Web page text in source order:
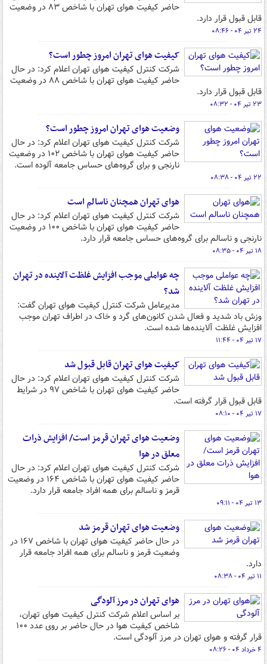
حاضر کیفیت هوای تهران با شاخص ۸۳ در وضعیت
قابل قبول قرار دارد.
۲۴ تیر ۰۴ - ۰۸:۴۶
کیفیت هوای تهران امروز چطور است؟
شرکت کنترل کیفیت هوای تهران اعلام کرد: در حال
حاضر کیفیت هوای تهران با شاخص ۸۸ در وضعیت
قابل قبول قرار دارد.
۲۳ تیر ۰۴ - ۰۸:۳۲
وضعیت هوای تهران امروز چطور است؟
شرکت کنترل کیفیت هوای تهران اعلام کرد: در حال
حاضر کیفیت هوای تهران با شاخص ۱۰۲ در وضعیت
نارنجی و برای گروه‌های حساس جامعه آلوده است.
۲۲ تیر ۰۴ - ۰۸:۳۸
هوای تهران همچنان ناسالم است
شرکت کنترل کیفیت هوای تهران اعلام کرد: در حال
حاضر کیفیت هوای تهران با شاخص ۱۰۰ در وضعیت
نارنجی و ناسالم برای گروه‌های حساس جامعه قرار دارد.
۱۸ تیر ۰۴ - ۰۸:۳۵
چه عواملی موجب افزایش غلظت آلاینده در تهران
شد؟
مدیرعامل شرکت کنترل کیفیت هوای تهران گفت:
وزش باد شدید و فعال شدن کانون‌های گرد و خاک در اطراف تهران موجب
افزایش غلظت آلاینده‌ها شده است.
۱۷ تیر ۰۴ - ۱۱:۴۴
کیفیت هوای تهران قابل قبول شد
شرکت کنترل کیفیت هوای تهران اعلام کرد: در حال
حاضر کیفیت هوای تهران با شاخص ۹۷ در شرایط
قابل قبول قرار گرفته است.
۱۷ تیر ۰۴ - ۰۸:۱۰
وضعیت هوای تهران قرمز است/ افزایش ذرات
معلق در هوا
شرکت کنترل کیفیت هوای تهران اعلام کرد: در حال
حاضر کیفیت هوای تهران با شاخص ۱۶۴ در وضعیت
قرمز و ناسالم برای همه افراد جامعه قرار دارد.
۱۳ تیر ۰۴ - ۰۹:۱۱
وضعیت هوای تهران قرمز شد
در حال حاضر کیفیت هوای تهران با شاخص ۱۶۷ در
وضعیت قرمز و ناسالم برای همه افراد جامعه قرار
دارد.
۱۱ تیر ۰۴ - ۰۸:۳۸
هوای تهران در مرز آلودگی
بر اساس اعلام شرکت کنترل کیفیت هوای تهران،
شاخص کیفیت هوا در حال حاضر بر روی عدد ۱۰۰
قرار گرفته و هوای تهران در مرز آلودگی است.
۴ خرداد ۰۴ - ۰۸:۲۶